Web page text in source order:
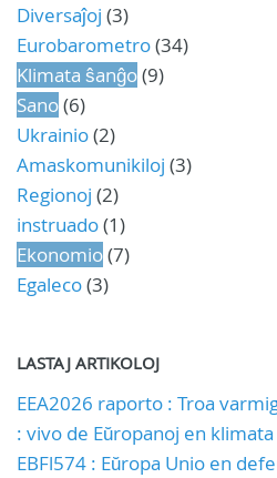
Diversaĵoj (3)
Eurobarometro(34)
Klimata ŝanĝo(9)
Sano(6)
Ukrainio(2)
Amaskomunikiloj (3)
Regionoj (2)
instruado(1)
Ekonomio(7)
Egaleco(3)
LASTAJ ARTIKOLOJ
EEA2026 raporto : Troa
: vivo de Eŭropanoj en
EBFl574 : Eŭropa Unio en